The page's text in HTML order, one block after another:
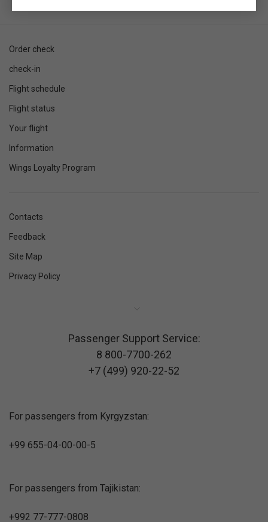
Order check
check-in
Flight schedule
Flight status
Your flight
Information
Wings Loyalty Program
Contacts
Feedback
Site Map
Privacy Policy
Passenger Support Service:
8 800-7700-262
+7 (499) 920-22-52
For passengers from Kyrgyzstan:
+99 655-04-00-00-5
For passengers from Tajikistan:
+992 77-777-0808